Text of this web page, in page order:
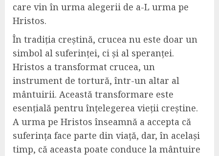
care vin în urma alegerii de a-L urma pe
Hristos.
În tradiția creștină, crucea nu este doar un
simbol al suferinței, ci și al speranței.
Hristos a transformat crucea, un
instrument de tortură, într-un altar al
mântuirii. Această transformare este
esențială pentru înțelegerea vieții creștine.
A urma pe Hristos înseamnă a accepta că
suferința face parte din viață, dar, în același
timp, că aceasta poate conduce la mântuire